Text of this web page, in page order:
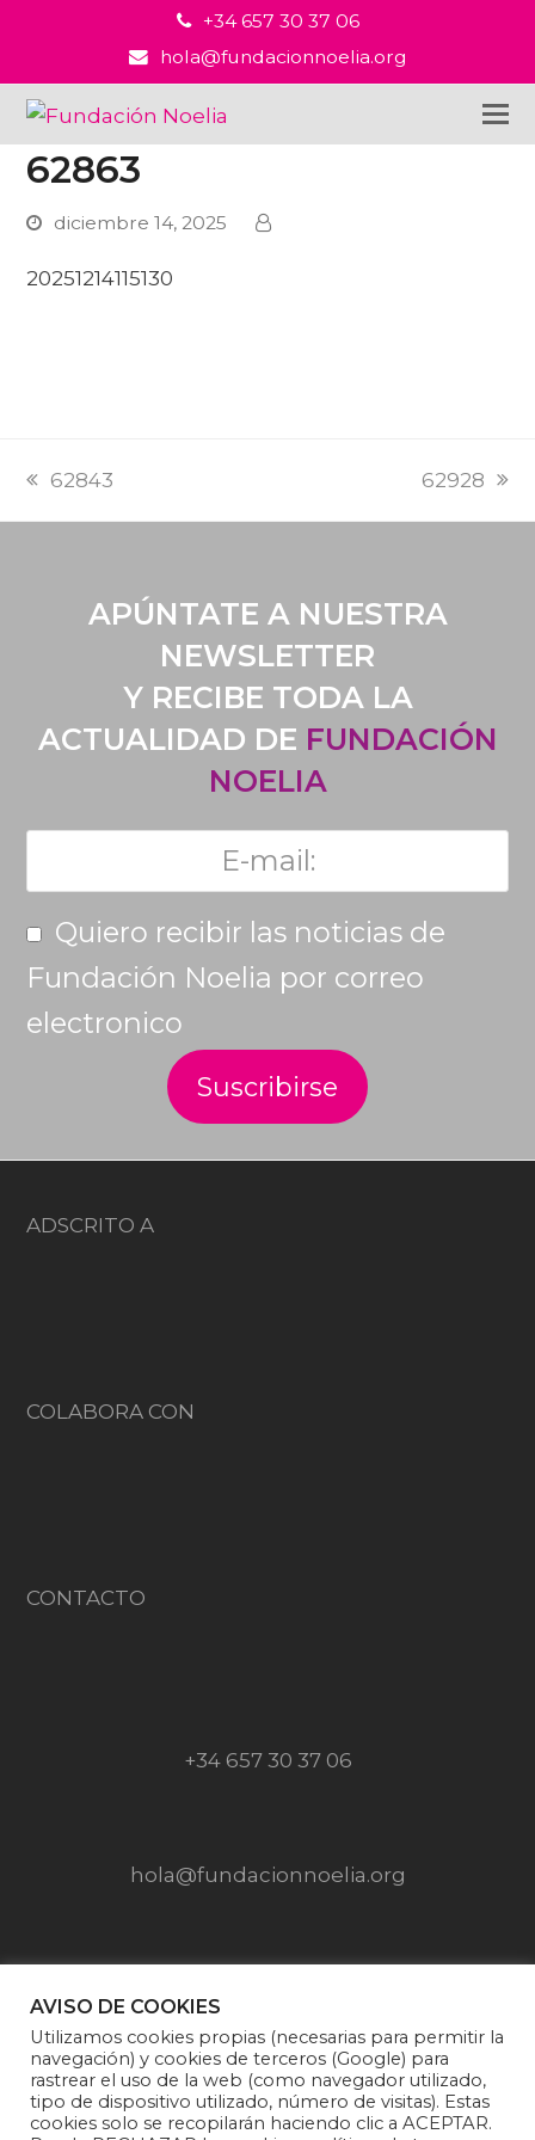
+34 657 30 37 06
hola@fundacionnoelia.org
62863
diciembre 14, 2025
20251214115130
62843
NEXT
62928
APÚNTATE A NUESTRA
NEWSLETTER
Y RECIBE TODA LA
ACTUALIDAD DE FUNDACIÓN
NOELIA
Quiero recibir las noticias de
Fundación Noelia por correo
electronico
ADSCRITO A
COLABORA CON
CONTACTO
+34 657 30 37 06
hola@fundacionnoelia.org
AVISO DE COOKIES
Utilizamos cookies propias (necesarias para permitir la
navegación) y cookies de terceros (Google) para
rastrear el uso de la web (como navegador utilizado,
tipo de dispositivo utilizado, número de visitas). Estas
cookies solo se recopilarán haciendo clic a ACEPTAR.